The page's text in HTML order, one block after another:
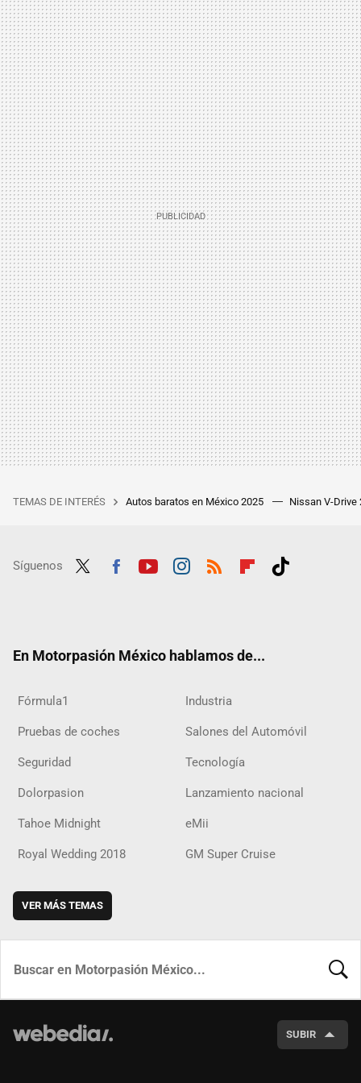
TEMAS DE INTERÉS Autos baratos en México 2025 Nissan V-Drive
Síguenos
En Motorpasión México hablamos de...
Fórmula1 Industria
Pruebas de coches Salones del Automóvil
Seguridad Tecnología
Dolorpasion Lanzamiento nacional
Tahoe Midnight eMii
Royal Wedding 2018 GM Super Cruise
VER MÁS TEMAS
SUBIR